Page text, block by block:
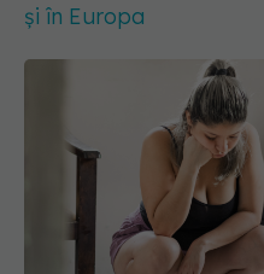
și în Europa